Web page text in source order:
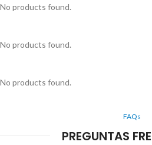
No products found.
No products found.
No products found.
FAQs
PREGUNTAS